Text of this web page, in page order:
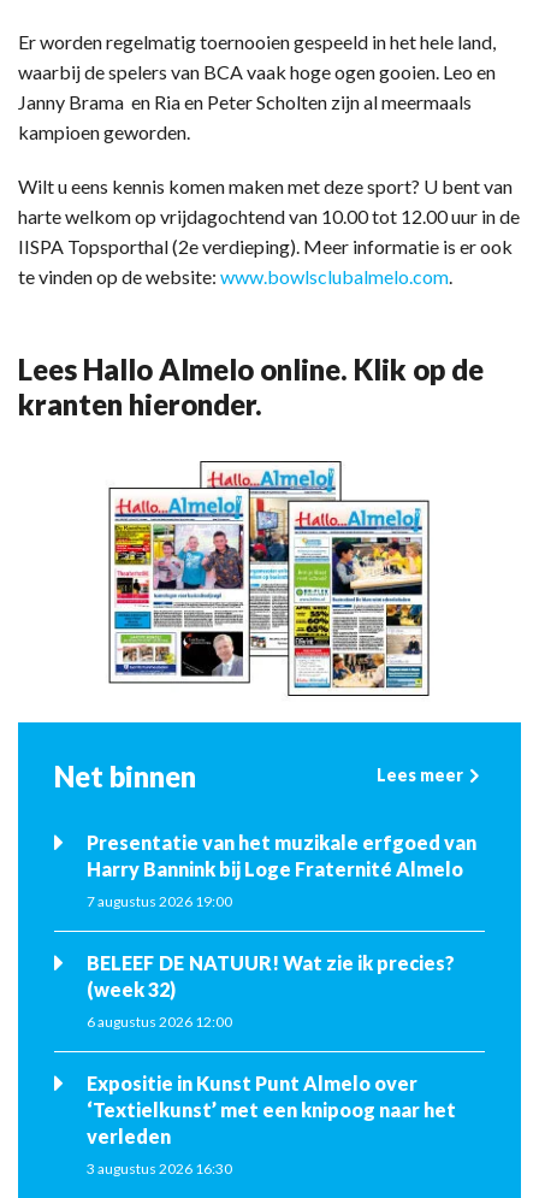
Er worden regelmatig toernooien gespeeld in het hele land,
waarbij de spelers van BCA vaak hoge ogen gooien. Leo en
Janny Brama en Ria en Peter Scholten zijn al meermaals
kampioen geworden.
Wilt u eens kennis komen maken met deze sport? U bent van
harte welkom op vrijdagochtend van 10.00 tot 12.00 uur in de
IISPA Topsporthal (2e verdieping). Meer informatie is er ook
te vinden op de website: www.bowlsclubalmelo.com
Lees Hallo Almelo online. Klik op de
kranten hieronder.
Net binnen Lees meer
Presentatie van het muzikale erfgoed van
Harry Bannink bij Loge Fraternité Almelo
7 augustus 2026 19:00
BELEEF DE NATUUR! Wat zie ik precies?
(week 32)
6 augustus 2026 12:00
Expositie in Kunst Punt Almelo over
‘Textielkunst’ met een knipoog naar het
verleden
3 augustus 2026 16:30